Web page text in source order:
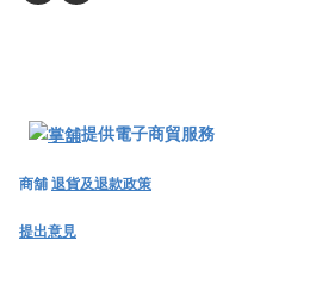
提供電子商貿服務
商舖退貨及退款政策
提出意見